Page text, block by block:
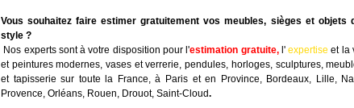
Vous souhaitez faire estimer gratuitement vos meubles, sièges et objets
style ?
Nos experts sont à votre disposition pour l'estimation gratuite, l'expertise et la
et peintures modernes, vases et verrerie, pendules, horloges, sculptures,
et tapisserie sur toute la France, à Paris et en Province, Bordeaux, Lille,
Provence, Orléans, Rouen, Drouot, Saint-Cloud.